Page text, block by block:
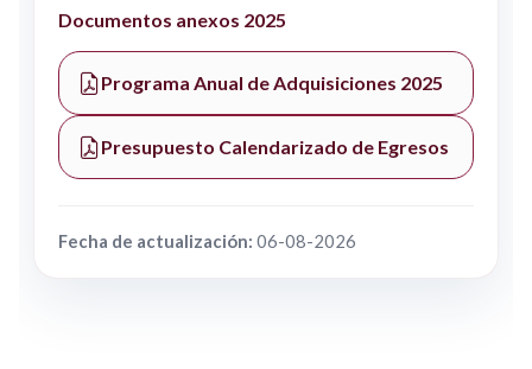
Documentos anexos 2025
Programa Anual de Adquisiciones 2025
Presupuesto Calendarizado de Egresos
Fecha de actualización: 06-08-2026